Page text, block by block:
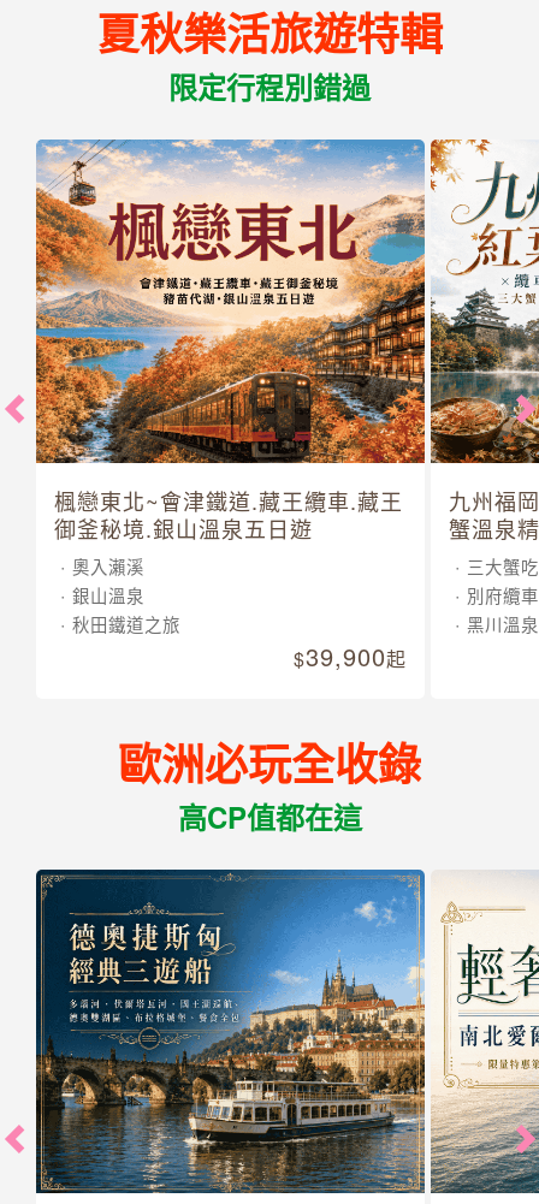
夏秋樂活旅遊特輯
限定行程別錯過
楓戀東北~會津鐵道.藏王纜車.藏王
御釜秘境.銀山溫泉五日遊
奧入瀨溪
銀山溫泉
秋田鐵道之旅
39,900起
九州福
蟹溫泉
三大蟹
別府纜車
黑川溫泉
歐洲必玩全收錄
高CP值都在這